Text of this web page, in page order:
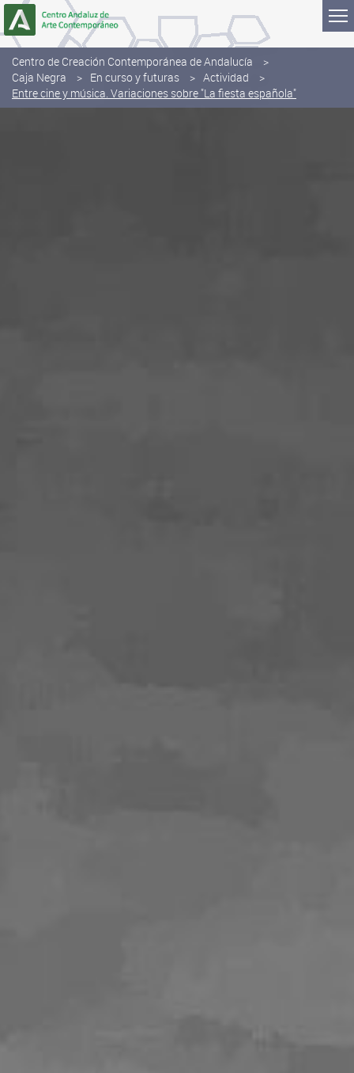
Saltar al contenido
Centro de Creación Contemporánea de Andalucía
Caja Negra
En curso y futuras
Actividad
Entre cine y música. Variaciones sobre "La fiesta española"